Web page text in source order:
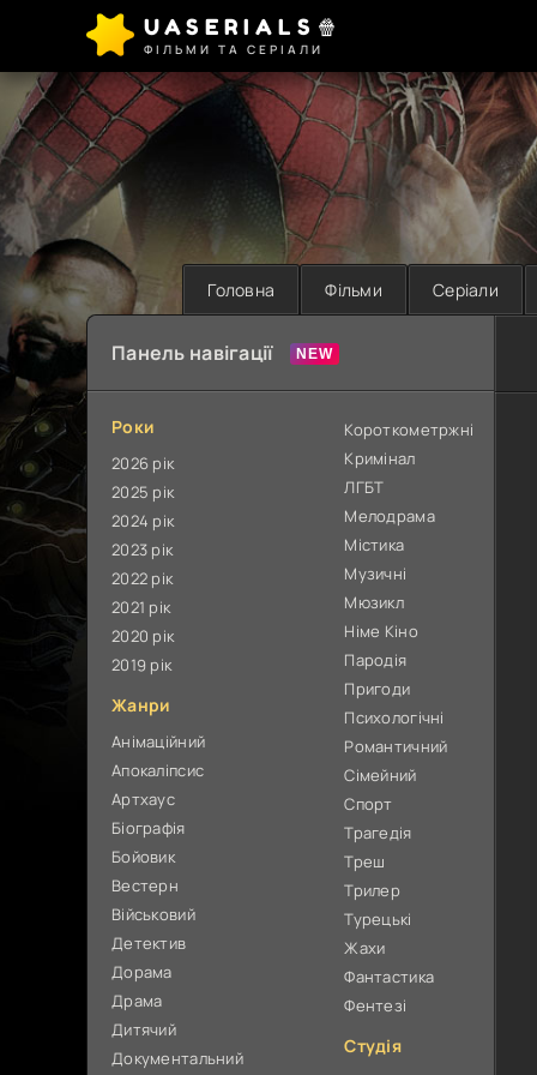
UASERIALS🍿
ФІЛЬМИ ТА СЕРІАЛИ
Головна Фільми Серіали
Панель навігації
Роки
2026 рік
2025 рік
2024 рік
2023 рік
2022 рік
2021 рік
2020 рік
2019 рік
Жанри
Анімаційний
Апокаліпсис
Артхаус
Біографія
Бойовик
Вестерн
Військовий
Детектив
Дорама
Драма
Дитячий
Документальний
Короткометржні
Кримінал
ЛГБТ
Мелодрама
Містика
Музичні
Мюзикл
Німе Кіно
Пародія
Пригоди
Психологічні
Романтичний
Сімейний
Спорт
Трагедія
Треш
Трилер
Турецькі
Жахи
Фантастика
Фентезі
Студія